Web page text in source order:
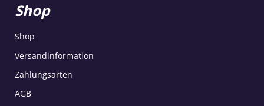
Shop
Shop
Versandinformation
Zahlungsarten
AGB